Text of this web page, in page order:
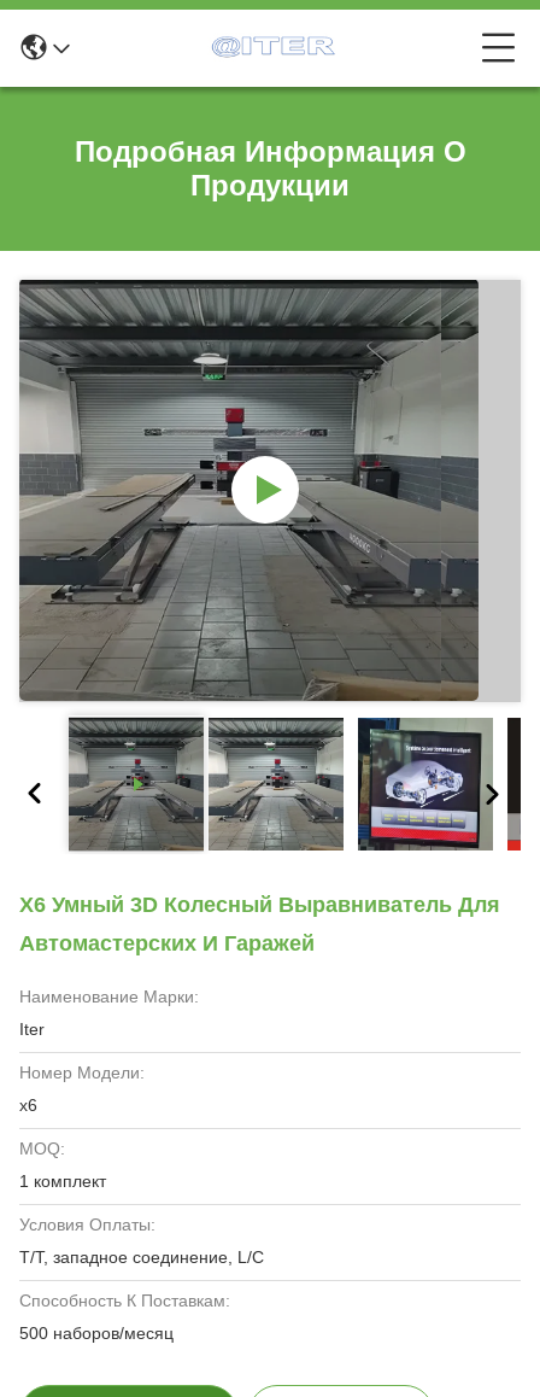
Подробная Информация О
Продукции
X6 Умный 3D Колесный Выравниватель Для
Автомастерских И Гаражей
Наименование Марки:
Iter
Номер Модели:
х6
MOQ:
1 комплект
Условия Оплаты:
T/T, западное соединение, L/C
Способность К Поставкам:
500 наборов/месяц